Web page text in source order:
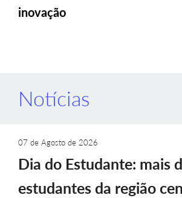
inovação
Notícias
07 de Agosto de 2026
Dia do Estudante: mais
estudantes da região